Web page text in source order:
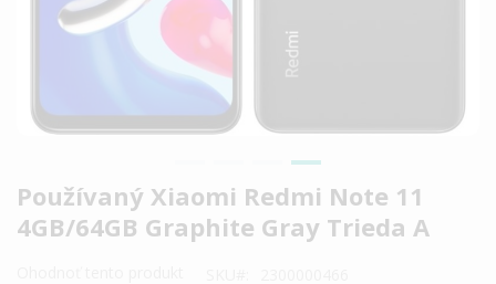
Používaný Xiaomi Redmi Note 11
4GB/64GB Graphite Gray Trieda A
Preskočiť
na
začiatok